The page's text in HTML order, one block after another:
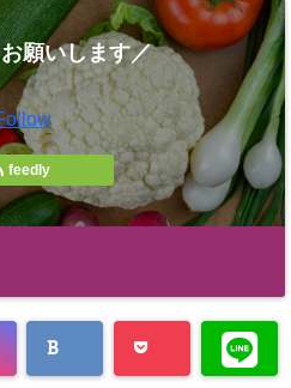
願いします／
feedly